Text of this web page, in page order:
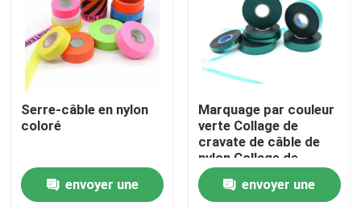
Aperçu
A propos de nous
Serre-câble en nylon
coloré
envoyer une
Marquage par couleur
verte Collage de
cravate de câble de
nylon Collage de
cravate de liaison en
plastiqueenvoyer une